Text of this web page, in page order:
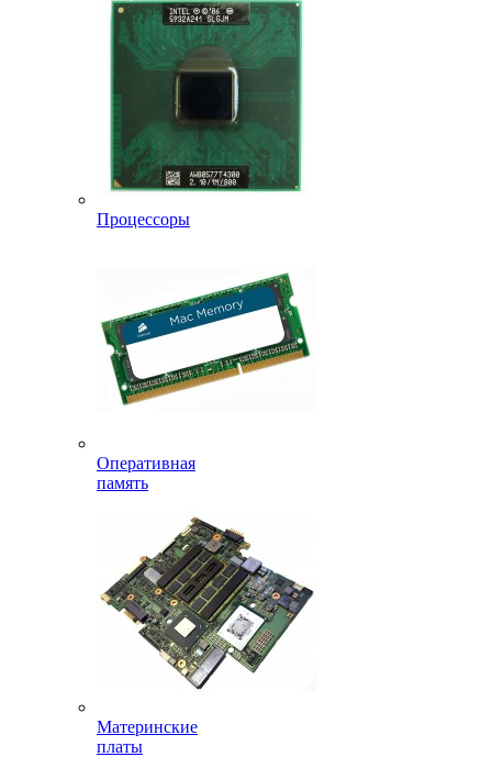
Процессоры
Оперативная
память
Материнские
платы